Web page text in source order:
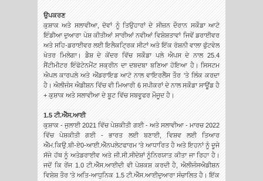
ਉਪਕਰਣ
ਕੁਸ਼ਾਕ ਅਤੇ ਸਲਾਵੀਆ, ਦੋਵਾਂ ਨੂੰ ਤਿਉਹਾਰਾਂ ਦੇ ਸੀਜ਼ਨ ਦੌਰਾਨ ਸਕੌਡਾ ਆਟੋ
ਇੰਡੀਆ ਦੁਆਰਾ ਪੇਸ਼ ਕੀਤੀਆਂ ਸਾਰੀਆਂ ਨਵੀਆਂ ਵਿਸ਼ੇਸ਼ਤਾਵਾਂ ਜਿਵੇਂ ਡਰਾਈਵਰ
ਅਤੇ ਸਹਿ-ਡਰਾਈਵਰ ਲਈ ਇਲੈਕਟ੍ਰਿਕ ਸੀਟਾਂ ਅਤੇ ਇੱਕ ਰੋਸ਼ਨੀ ਵਾਲਾ ਫੁੱਟਵੇਲ
ਖੇਤਰ ਮਿਲੇਗਾ। ਡੈਸ਼ ਦੇ ਕੇਂਦਰ ਵਿੱਚ ਸਕੌਡਾ ਪਲੇ ਐਪਸ ਦੇ ਨਾਲ 25.4
ਸੈਂਟੀਮੀਟਰ ਇੰਫੋਟੇਨਮੈਂਟ ਸਕ੍ਰੀਨ ਦਾ ਦਬਦਬਾ ਬਣਿਆ ਹੋਇਆ ਹੈ। ਸਿਸਟਮ
ਐਪਲ ਕਾਰਪਲੇ ਅਤੇ ਐਂਡਰਾਇਡ ਆਟੋ ਨਾਲ ਵਾਇਰਲੈੱਸ ਤੌਰ 'ਤੇ ਲਿੰਕ ਕਰਦਾ
ਹੈ। ਐਲੀਜੰਸ ਐਡੀਸ਼ਨ ਵਿੱਚ ਵੀ ਮਿਆਰੀ 6 ਸਪੀਕਰਾਂ ਦੇ ਨਾਲ ਸਕੌਡਾ ਸਾਊਂਡ ਹੈ
+ ਕੁਸ਼ਾਕ ਅਤੇ ਸਲਾਵੀਆ ਦੇ ਬੂਟ ਵਿੱਚ ਸਬਵੂਫਰ ਮੌਜੂਦ ਹੈ।
1.5 ਟੀ.ਐੱਸ.ਆਈ
ਕੁਸ਼ਾਕ - ਜੁਲਾਈ 2021 ਵਿੱਚ ਪੇਸ਼ਕੀਤੀ ਗਈ - ਅਤੇ ਸਲਾਵੀਆ - ਮਾਰਚ 2022
ਵਿੱਚ ਪੇਸ਼ਕੀਤੀ ਗਈ - ਭਾਰਤ ਲਈ ਬਣਾਈ, ਵਿਸ਼ਵ ਲਈ ਤਿਆਰ
ਐੱਮ.ਕਿਉ.ਬੀ-ਏ0-ਆਈ.ਐੱਨਪਲੇਟਫਾਰਮ 'ਤੇ ਆਧਾਰਿਤ ਹੈ ਅਤੇ ਇਹਨਾਂ ਨੂੰ ਦੂਜੇ
ਸੱਜੇ ਹੱਥ ਨੂੰ ਅਤੇਡਰਾਈਵ ਅਤੇ ਜੀ.ਸੀ.ਸੀਦੇਸ਼ਾਂ ਨੂੰਨਿਰਯਾਤ ਕੀਤਾ ਜਾ ਰਿਹਾ ਹੈ।
ਜਦੋਂ ਕਿ ਰੇਂਜ 1.0 ਟੀ.ਐੱਸ.ਆਈਦੀ ਵੀ ਪੇਸ਼ਕਸ਼ ਕਰਦੀ ਹੈ, ਐਲੀਜੰਸਐਡੀਸ਼ਨ
ਵਿਸ਼ੇਸ਼ ਤੌਰ 'ਤੇ ਅਤਿ-ਆਧੁਨਿਕ 1.5 ਟੀ.ਐੱਸ.ਆਈਦੁਆਰਾ ਸੰਚਾਲਿਤ ਹੈ। ਇੱਕ